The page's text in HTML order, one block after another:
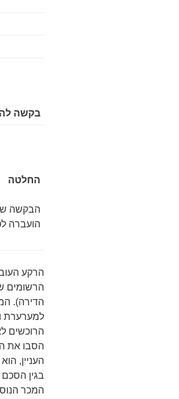
בקשה
החלטה
הבקשה
הועברה
הרשומים
הדירה).
הרוכשים
הסבו את
המכר